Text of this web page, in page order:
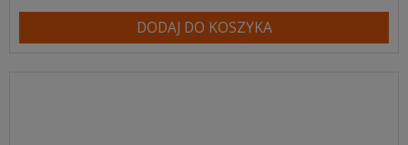
DODAJ DO KOSZYKA